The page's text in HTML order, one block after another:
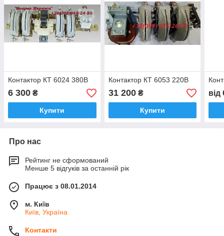
Контактор КТ 6024 380В
6 300 ₴
Купити
Контактор КТ 6053 220В
31 200₴
Купити
від
Про нас
Рейтинг не сформований
Менше 5 відгуків за останній рік
Працює з 08.01.2014
м. Київ
Київ, Україна
Контакти